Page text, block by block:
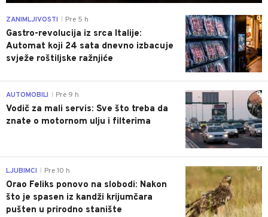
0
ZANIMLJIVOSTI Pre 5 h
Gastro-revolucija iz srca Italije:
Automat koji 24 sata dnevno izbacuje
svježe roštiljske ražnjiće
0
AUTOMOBILI Pre 9 h
Vodič za mali servis: Sve što treba da
znate o motornom ulju i filterima
0
LJUBIMCI Pre 10 h
Orao Feliks ponovo na slobodi: Nakon
što je spasen iz kandži krijumčara
pušten u prirodno stanište